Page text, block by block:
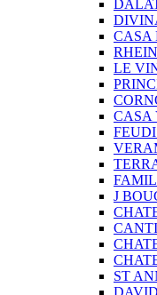
CASA
LE
CASA
J
ST